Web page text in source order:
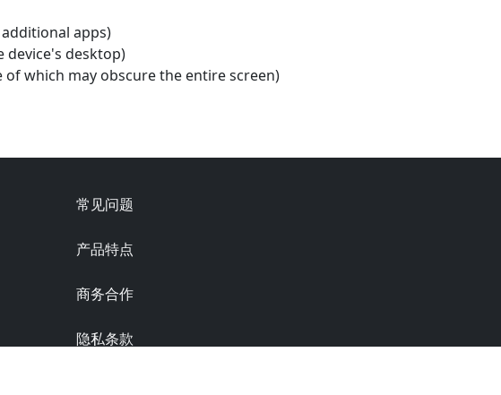
apps)
device's desktop)
which may obscure the entire screen)
常见问题
产品特点
商务合作
隐私条款